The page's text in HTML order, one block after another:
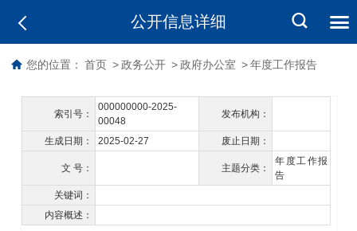
公开信息详细
您的位置： 首页 > 政务公开 > 政府办公室 > 年度工作报告
索引号：
000000000-2025-
00048
发布机构：
生成日期： 2025-02-27 废止日期：
文 号： 主题分类：
年度工作报
告
关键词：
内容概述：